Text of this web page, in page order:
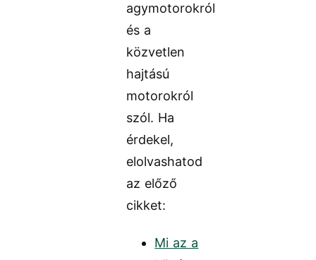
agymotorokról
és a
közvetlen
hajtású
motorokról
szól. Ha
érdekel,
elolvashatod
az előző
cikket:
Mi az a